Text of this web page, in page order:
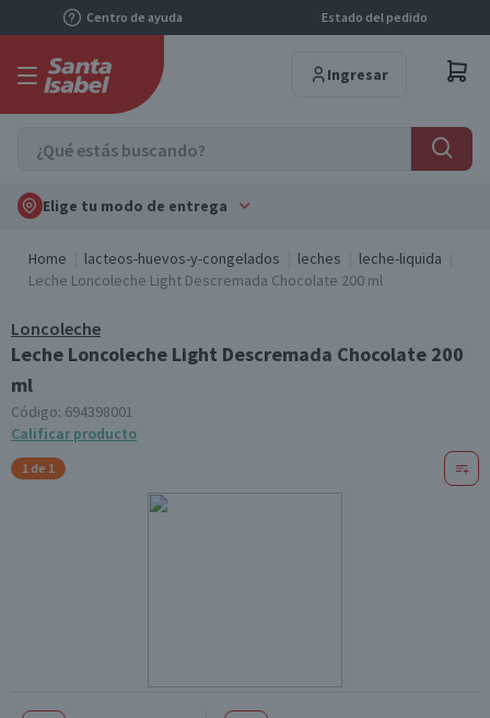
Centro de ayuda Estado del pedido
Ingresar
Elige tu modo de entrega
Home lacteos-huevos-y-congelados leches
leche-liquida
Leche Loncoleche Light Descremada Chocolate 200 ml
Loncoleche
Leche Loncoleche Light Descremada Chocolate 200
ml
Código: 694398001
Calificar producto
1 de 1